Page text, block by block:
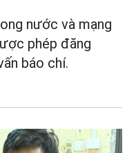
nước và mạng
phép đăng
báo chí.